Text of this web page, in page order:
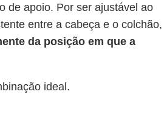
de apoio. Por ser ajustável ao
entre a cabeça e o colchão,
da posição em que a
ideal.